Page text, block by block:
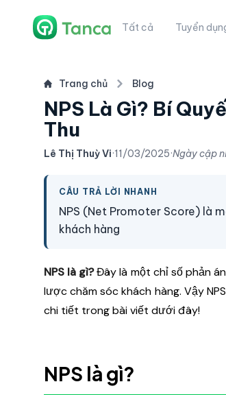
Tất cả Tuyển
Trang chủ Blog
NPS Là Gì? Bí
Thu
Lê Thị Thuỳ Vi·11/03/2025·Ngày cập
CÂU TRẢ LỜI NHANH
NPS (Net Promoter Score) là
khách hàng
NPS là gì?Đây là một chỉ số phản
lược chăm sóc khách hàng. Vậy
chi tiết trong bài viết dưới đây!
NPS là gì?